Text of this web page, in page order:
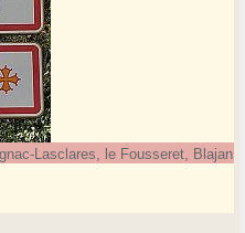
Lasclares, le Fousseret, Blajan